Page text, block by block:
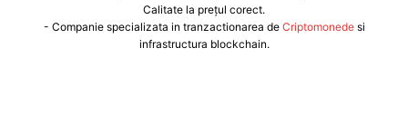
Calitate la prețul corect.
- Companie specializata in tranzactionarea de Criptomonedesi
infrastructura blockchain.